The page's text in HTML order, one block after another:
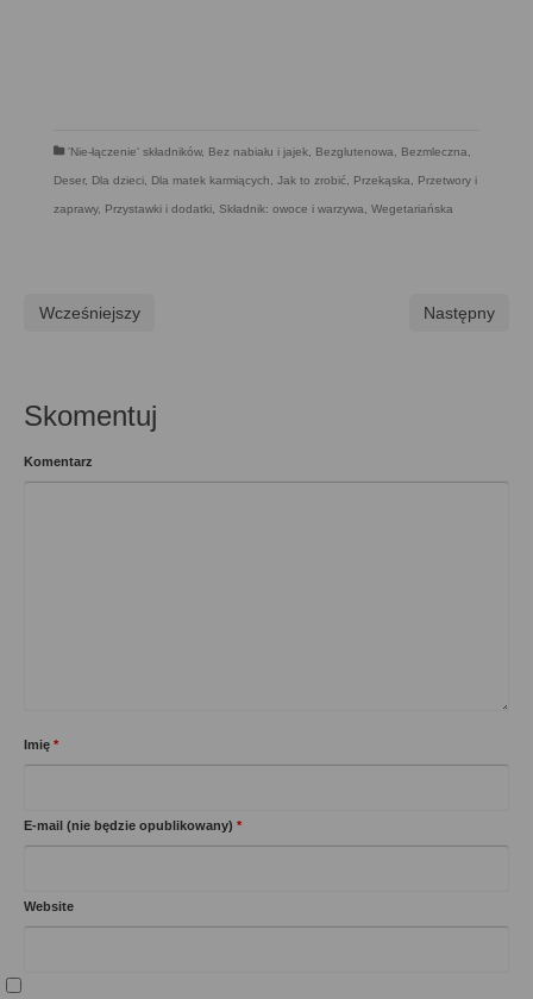
'Nie-łączenie' składników, Bez nabiału i jajek Bezglutenowa Bezmleczna
Deser, Dla dzieci Dla matek karmiących Jak to zrobić Przekąska Przetwory i
zaprawy, Przystawki i dodatki Składnik: owoce i warzywa Wegetariańska
Wcześniejszy Następny
Skomentuj
Komentarz
Imię *
E-mail (nie będzie opublikowany) *
Website